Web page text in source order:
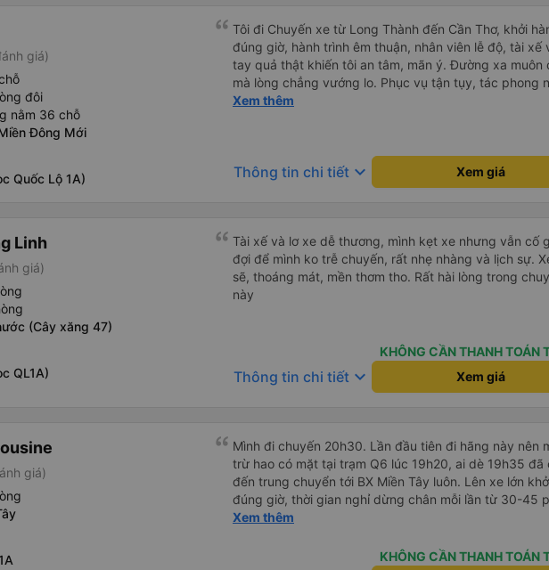
giá)
đôi
nằm 36 chỗ
Đông Mới
Quốc Lộ 1A)
Tôi đi Chuyến xe từ Long Thành đến Cần Thơ, khởi
đúng giờ, hành trình êm thuận, nhân viên lễ độ, tài xế
tay quả thật khiến tôi an tâm, mãn ý. Đường xa muôn dặm
mà lòng chẳng vướng lo. Phục vụ tận tụy, tác phong
cẩn, hiếm thấy giữa thời buổi kim tiền vội vã. Xã hội
Xem thêm
Thông tin chi tiết keyboard_arrow_down Xem giá
Linh
giá)
(Cây xăng 47)
QL1A)
Tài xế và lơ xe dễ thương, mình kẹt xe nhưng vẫn cố
đợi để mình ko trễ chuyến, rất nhẹ nhàng và lịch sự.
sẽ, thoáng mát, mền thơm tho. Rất hài lòng trong
này
KHÔNG CẦN THANH TOÁN
Thông tin chi tiết keyboard_arrow_down Xem giá
giá)
Mình đi chuyến 20h30. Lần đầu tiên đi hãng này nên
trừ hao có mặt tại trạm Q6 lúc 19h20, ai dè 19h35 đã
đến trung chuyển tới BX Miền Tây luôn. Lên xe lớn
đúng giờ, thời gian nghỉ dừng chân mỗi lần từ 30-45
Đến trạm Giá Rai thì có xe trung chuyển chờ sẵn chở
Xem thêm
KHÔNG CẦN THANH TOÁN